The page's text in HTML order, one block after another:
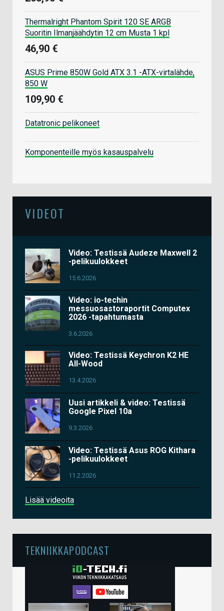
Thermalright Phantom Spirit 120 SE ARGB
Suoritin Ilmanjäähdytin 12 cm Musta 1 kpl
46,90 €
ASUS Prime 850W Gold ATX 3.1 -ATX-virtalähde,
850 W
109,90 €
Datatronic pelikoneet
Komponenteille myös kasauspalvelu
VIDEOT
Video: Testissä Audeze Maxwell 2
-pelikuulokkeet
15.6.2026
Video: io-techin
messuosastoraportit Computex
2026 -tapahtumasta
3.6.2026
Video: Testissä Keychron K2 HE
All-Wood
13.4.2026
Uusi artikkeli & video: Testissä
Google Pixel 10a
9.3.2026
Video: Testissä Asus ROG Kithara
-pelikuulokkeet
11.2.2026
Lisää videoita
TEKNIIKKAPODCAST